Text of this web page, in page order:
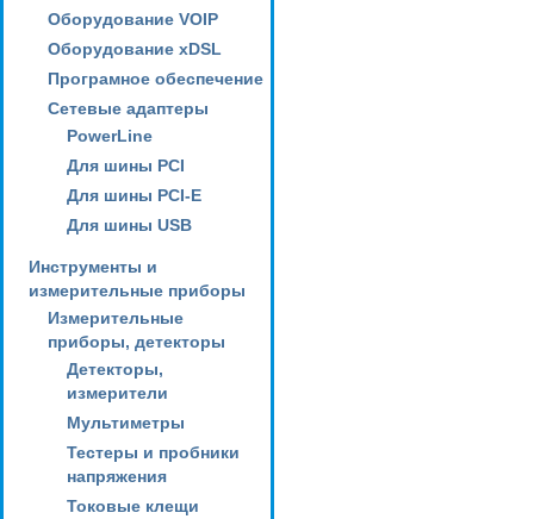
Оборудование VOIP
Оборудование xDSL
Програмное обеспечение
Сетевые адаптеры
PowerLine
Для шины PCI
Для шины PCI-E
Для шины USB
Инструменты и
измерительные приборы
Измерительные
приборы, детекторы
Детекторы,
измерители
Мультиметры
Тестеры и пробники
напряжения
Токовые клещи